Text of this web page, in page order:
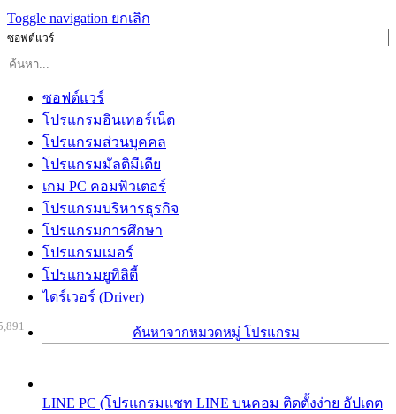
Toggle navigation ยกเลิก
ซอฟต์แวร์
ซอฟต์แวร์
โปรแกรมอินเทอร์เน็ต
โปรแกรมส่วนบุคคล
โปรแกรมมัลติมีเดีย
เกม PC คอมพิวเตอร์
โปรแกรมบริหารธุรกิจ
โปรแกรมการศึกษา
โปรแกรมเมอร์
โปรแกรมยูทิลิตี้
ไดร์เวอร์ (Driver)
ค้นหาจากหมวดหมู่ โปรแกรม
LINE PC (โปรแกรมแชท LINE บนคอม ติดตั้งง่าย อัปเดต